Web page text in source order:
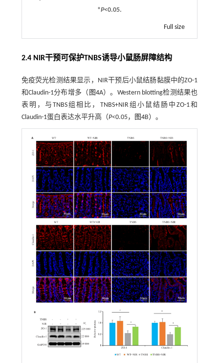
*P<0.05.
Full size
2.4 NIR干预可保护TNBS诱导小鼠肠屏障结构
免疫荧光检测结果显示，NIR干预后小鼠结肠黏膜中的ZO-1
和Claudin-1分布增多（ 图4A）。Western blotting检测结果也
表明，与TNBS组相比，TNBS+NIR组小鼠结肠中ZO-1和
Claudin-1蛋白表达水平升高（P<0.05， 图4B）。